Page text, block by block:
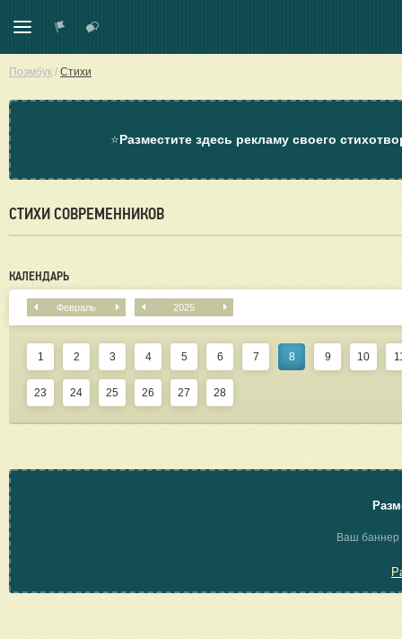
Поэмбук / Стихи
⭐Разместите здесь рекламу своего
СТИХИ СОВРЕМЕННИКОВ
КАЛЕНДАРЬ
Февраль 2025
1 2 3 4 5 6 7 8 9 10
23 24 25 26 27 28
Ваш баннер